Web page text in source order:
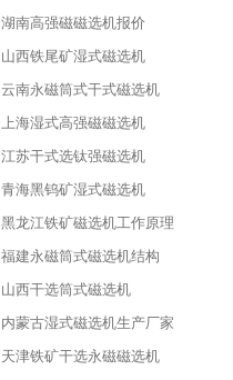
湖南高强磁磁选机报价
山西铁尾矿湿式磁选机
云南永磁筒式干式磁选机
上海湿式高强磁磁选机
江苏干式选钛强磁选机
青海黑钨矿湿式磁选机
黑龙江铁矿磁选机工作原理
福建永磁筒式磁选机结构
山西干选筒式磁选机
内蒙古湿式磁选机生产厂家
天津铁矿干选永磁磁选机